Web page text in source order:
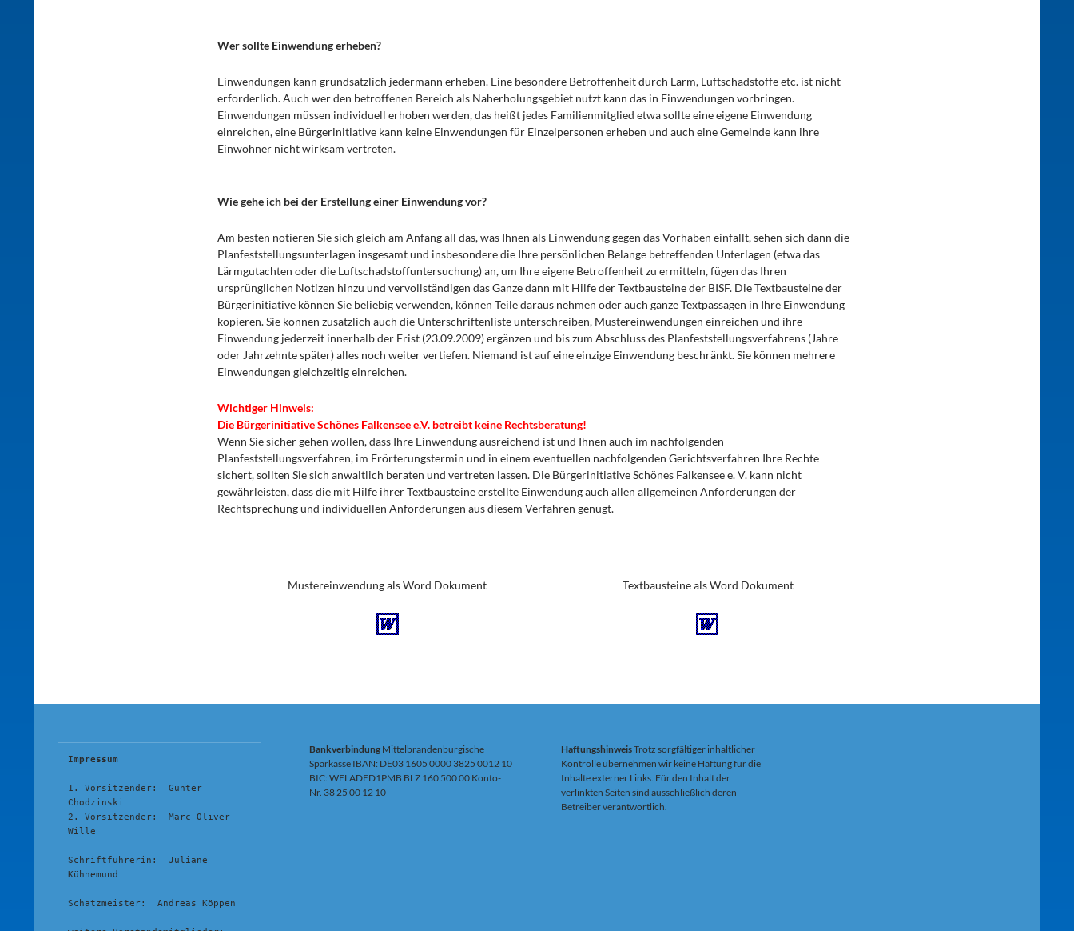
Wer sollte Einwendung erheben?
Einwendungen kann grundsätzlich jedermann erheben. Eine besondere Betroffenheit durch Lärm, Luftschadstoffe etc. ist nicht
erforderlich. Auch wer den betroffenen Bereich als Naherholungsgebiet nutzt kann das in Einwendungen vorbringen.
Einwendungen müssen individuell erhoben werden, das heißt jedes Familienmitglied etwa sollte eine eigene Einwendung
einreichen, eine Bürgerinitiative kann keine Einwendungen für Einzelpersonen erheben und auch eine Gemeinde kann ihre
Einwohner nicht wirksam vertreten.
Wie gehe ich bei der Erstellung einer Einwendung vor?
Am besten notieren Sie sich gleich am Anfang all das, was Ihnen als Einwendung gegen das Vorhaben einfällt, sehen sich dann die
Planfeststellungsunterlagen insgesamt und insbesondere die Ihre persönlichen Belange betreffenden Unterlagen (etwa das
Lärmgutachten oder die Luftschadstoffuntersuchung) an, um Ihre eigene Betroffenheit zu ermitteln, fügen das Ihren
ursprünglichen Notizen hinzu und vervollständigen das Ganze dann mit Hilfe der Textbausteine der BISF. Die Textbausteine der
Bürgerinitiative können Sie beliebig verwenden, können Teile daraus nehmen oder auch ganze Textpassagen in Ihre Einwendung
kopieren. Sie können zusätzlich auch die Unterschriftenliste unterschreiben, Mustereinwendungen einreichen und ihre
Einwendung jederzeit innerhalb der Frist (23.09.2009) ergänzen und bis zum Abschluss des Planfeststellungsverfahrens (Jahre
oder Jahrzehnte später) alles noch weiter vertiefen. Niemand ist auf eine einzige Einwendung beschränkt. Sie können mehrere
Einwendungen gleichzeitig einreichen.
Wichtiger Hinweis:
Die Bürgerinitiative Schönes Falkensee e.V. betreibt keine Rechtsberatung!
Wenn Sie sicher gehen wollen, dass Ihre Einwendung ausreichend ist und Ihnen auch im nachfolgenden
Planfeststellungsverfahren, im Erörterungstermin und in einem eventuellen nachfolgenden Gerichtsverfahren Ihre Rechte
sichert, sollten Sie sich anwaltlich beraten und vertreten lassen. Die Bürgerinitiative Schönes Falkensee e. V. kann nicht
gewährleisten, dass die mit Hilfe ihrer Textbausteine erstellte Einwendung auch allen allgemeinen Anforderungen der
Rechtsprechung und individuellen Anforderungen aus diesem Verfahren genügt.
Mustereinwendung als Word Dokument Textbausteine als Word Dokument
Impressum
1. Vorsitzender:  Günter
Chodzinski
2. Vorsitzender:  Marc-Oliver
Wille
Schriftführerin:  Juliane
Kühnemund
Schatzmeister:  Andreas Köppen
Bankverbindung Mittelbrandenburgische
Sparkasse IBAN: DE03 1605 0000 3825 0012 10
BIC: WELADED1PMB BLZ 160 500 00 Konto-
Nr. 38 25 00 12 10
HaftungshinweisTrotz sorgfältiger inhaltlicher
Kontrolle übernehmen wir keine Haftung für die
Inhalte externer Links. Für den Inhalt der
verlinkten Seiten sind ausschließlich deren
Betreiber verantwortlich.